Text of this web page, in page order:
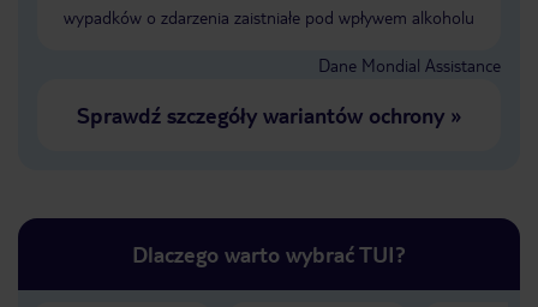
wypadków o zdarzenia zaistniałe pod wpływem alkoholu
Dane Mondial Assistance
Sprawdź szczegóły wariantów ochrony»
Dlaczego warto wybrać TUI?